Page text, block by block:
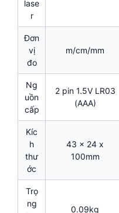
lase
r
Đơn
vị
đo
m/cm/mm
Ng
uồn
cấp
2 pin 1.5V LR03
(AAA)
Kíc
h
thư
ớc
43 x 24 x
100mm
Trọ
ng
0.09kg